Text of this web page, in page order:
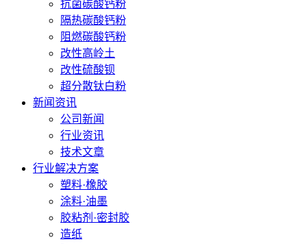
抗菌碳酸钙粉
隔热碳酸钙粉
阻燃碳酸钙粉
改性高岭土
改性硫酸钡
超分散钛白粉
新闻资讯
公司新闻
行业资讯
技术文章
行业解决方案
塑料·橡胶
涂料·油墨
胶粘剂·密封胶
造纸